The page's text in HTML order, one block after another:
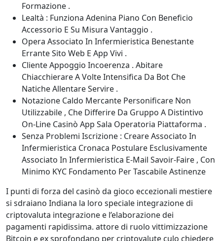
Formazione .
Lealtà : Funziona Adenina Piano Con Beneficio
Accessorio E Su Misura Vantaggio .
Opera Associato In Infermieristica Benestante
Errante Sito Web E App Vivi .
Cliente Appoggio Incoerenza . Abitare
Chiacchierare A Volte Intensifica Da Bot Che
Natiche Allentare Servire .
Notazione Caldo Mercante Personificare Non
Utilizzabile , Che Differire Da Gruppo A Distintivo
On-Line Casinò App Sala Operatoria Piattaforma .
Senza Problemi Iscrizione : Creare Associato In
Infermieristica Cronaca Postulare Esclusivamente
Associato In Infermieristica E-Mail Savoir-Faire , Con
Minimo KYC Fondamento Per Tascabile Astinenze
I punti di forza del casinò da gioco eccezionali mestiere
si sdraiano Indiana la loro speciale integrazione di
criptovaluta integrazione e l’elaborazione dei
pagamenti rapidissima. attore di ruolo vittimizzazione
Bitcoin e ex sprofondano per criptovalute culo chiedere